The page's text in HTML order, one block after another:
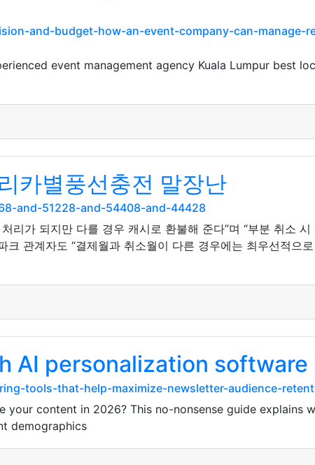
and-budget-how-an-event-company-can-manage-
event management agency Kuala Lumpur best
카별풍선충전 말장난
and-51228-and-54408-and-44428
리가 되지만 다를 경우 캐시로 환불해 준다”며 “부분 취소
관계자도 “결제월과 취소월이 다른 경우에는 최우선적으
AI personalization
tools-that-help-maximize-newsletter-audience-
content in 2026? This no-nonsense guide explains
demographics